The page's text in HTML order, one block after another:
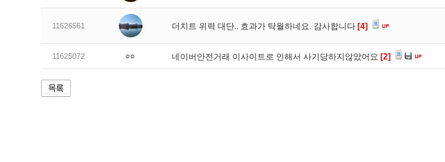
11626561 더치트 위력 대단.. 효과가 탁월하네요. 감사합니다 [4]
11625072 ○○ 네이버안전거래 이사이트로 인해서 사기당하지않았어요 [2]